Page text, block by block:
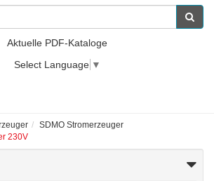
Aktuelle PDF-Kataloge
Select Language ▼
SDMO Stromerzeuger
230V